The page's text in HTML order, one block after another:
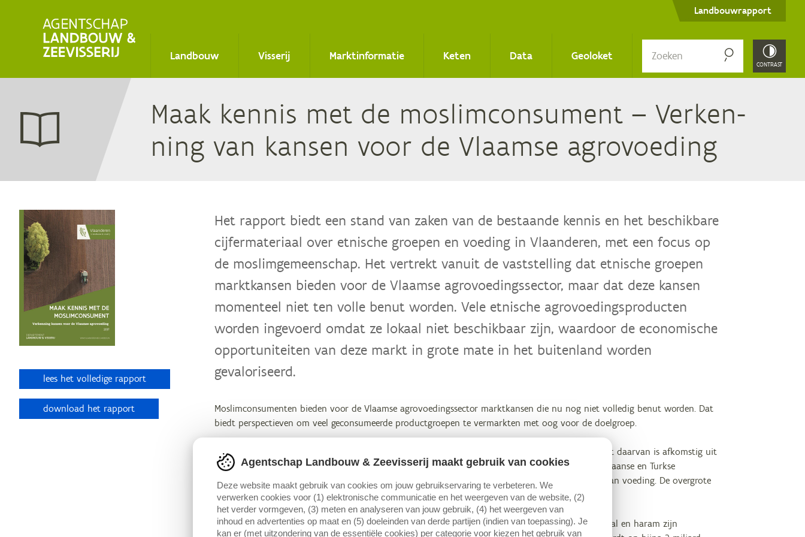
Secondary
menu
Landbouwrapport
Main
navigation
Landbouw Visserij Marktinformatie Keten Data Geoloket
ken
CONTRAST
Maak ken­nis met de mos­lim­con­su­ment – Ver­ken­
ning van kan­sen voor de Vlaam­se agrovoeding
lees het volledige rapport
download het rapport
Het rapport biedt een stand van zaken van de bestaande kennis en het beschikbare
cijfermateriaal over etnische groepen en voeding in Vlaanderen, met een focus op
de moslimgemeenschap. Het vertrekt vanuit de vaststelling dat etnische groepen
marktkansen bieden voor de Vlaamse agrovoedingssector, maar dat deze kansen
momenteel niet ten volle benut worden. Vele etnische agrovoedingsproducten
worden ingevoerd omdat ze lokaal niet beschikbaar zijn, waardoor de economische
opportuniteiten van deze markt in grote mate in het buitenland worden
gevaloriseerd.
Moslimconsumenten bieden voor de Vlaamse agrovoedingssector marktkansen die nu nog niet volledig benut worden. Dat
biedt perspectieven om veel geconsumeerde productgroepen te vermarkten met oog voor de doelgroep.
Vlaanderen is divers. Een op de vijf Vlamingen heeft een buitenlandse herkomst. Ongeveer de helft daarvan is afkomstig uit
niet-EU-landen. Minstens 400.000 personen heeft zijn roots in een moslimland. Binnen de Marokkaanse en Turkse
gemeenschap komt geleidelijk een middenklasse op, die hoger opgeleid is en meer geld besteedt aan voeding. De overgrote
meerderheid is fier om moslim te zijn.
Steeds meer moslims zien de islam als een levensstijl en een gids voor hun consumptiegedrag. Halal en haram zijn
Agentschap Landbouw & Zeevisserij maakt gebruik van cookies
Deze website maakt gebruik van cookies om jouw gebruikservaring te verbeteren. We
verwerken cookies voor (1) elektronische communicatie en het weergeven van de website, (2)
het verder vormgeven, (3) meten en analyseren van jouw gebruik, (4) het weergeven van
inhoud en advertenties op maat en (5) doeleinden van derde partijen (indien van toepassing). Je
kan er (met uitzondering van de essentiële cookies) per categorie voor kiezen het gebruik van